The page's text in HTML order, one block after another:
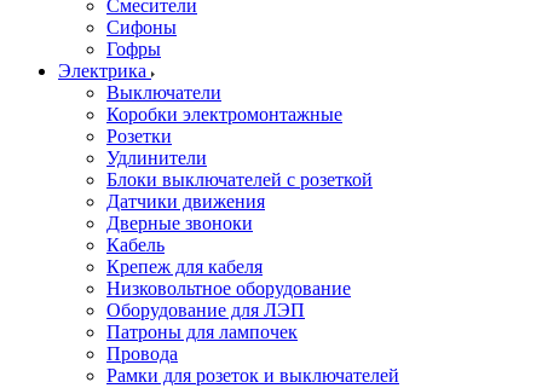
Смесители
Сифоны
Гофры
Электрика
Выключатели
Коробки электромонтажные
Розетки
Удлинители
Блоки выключателей с розеткой
Датчики движения
Дверные звоноки
Кабель
Крепеж для кабеля
Низковольтное оборудование
Оборудование для ЛЭП
Патроны для лампочек
Провода
Рамки для розеток и выключателей